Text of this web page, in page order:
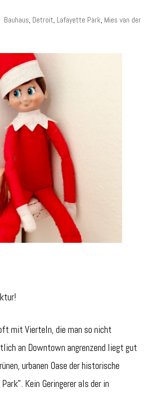
Bauhaus, Detroit, Lafayette Park, Mies van der
mit Vierteln, die man so nicht
an Downtown angrenzend liegt gut
urbanen Oase der historische
Kein Geringerer als der in